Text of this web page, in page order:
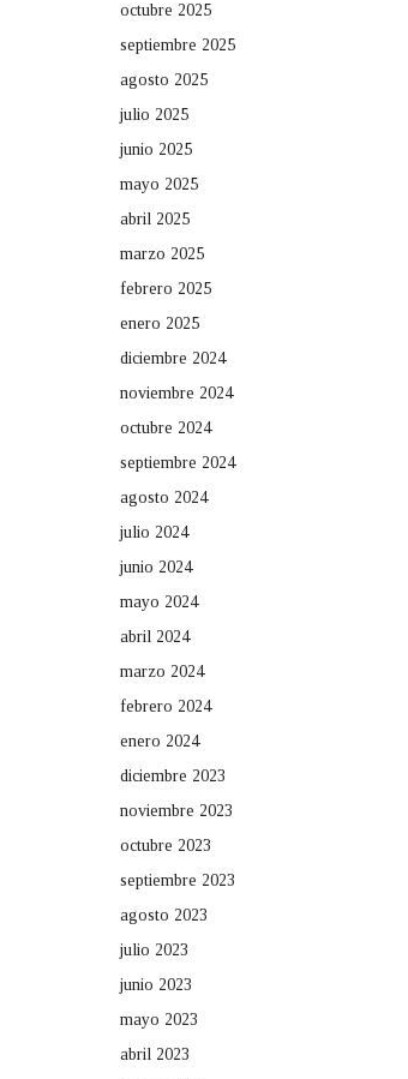
octubre 2025
septiembre 2025
agosto 2025
julio 2025
junio 2025
mayo 2025
abril 2025
marzo 2025
febrero 2025
enero 2025
diciembre 2024
noviembre 2024
octubre 2024
septiembre 2024
agosto 2024
julio 2024
junio 2024
mayo 2024
abril 2024
marzo 2024
febrero 2024
enero 2024
diciembre 2023
noviembre 2023
octubre 2023
septiembre 2023
agosto 2023
julio 2023
junio 2023
mayo 2023
abril 2023